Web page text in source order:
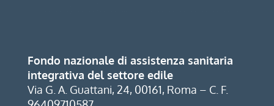
Fondo nazionale di assistenza sanitaria
integrativa del settore edile
Via G. A. Guattani, 24, 00161, Roma – C. F.